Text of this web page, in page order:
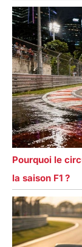
Pourquoi le
la saison F1 ?